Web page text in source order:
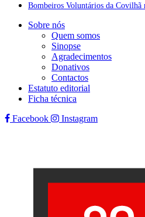
Bombeiros Voluntários da Covilhã
Sobre nós
Quem somos
Sinopse
Agradecimentos
Donativos
Contactos
Estatuto editorial
Ficha técnica
Facebook
Instagram